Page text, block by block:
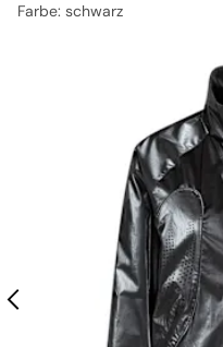
Farbe: schwarz